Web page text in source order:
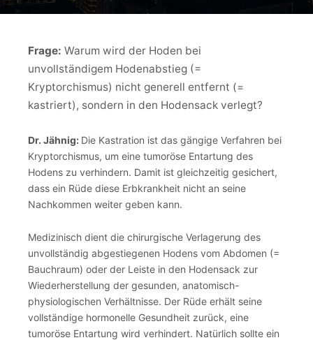
Frage: Warum wird der Hoden bei
unvollständigem Hodenabstieg (=
Kryptorchismus) nicht generell entfernt (=
kastriert), sondern in den Hodensack verlegt?
Dr. Jähnig: Die Kastration ist das gängige Verfahren bei
Kryptorchismus, um eine tumoröse Entartung des
Hodens zu verhindern. Damit ist gleichzeitig gesichert,
dass ein Rüde diese Erbkrankheit nicht an seine
Nachkommen weiter geben kann.
Medizinisch dient die chirurgische Verlagerung des
unvollständig abgestiegenen Hodens vom Abdomen (=
Bauchraum) oder der Leiste in den Hodensack zur
Wiederherstellung der gesunden, anatomisch-
physiologischen Verhältnisse. Der Rüde erhält seine
vollständige hormonelle Gesundheit zurück, eine
tumoröse Entartung wird verhindert. Natürlich sollte ein